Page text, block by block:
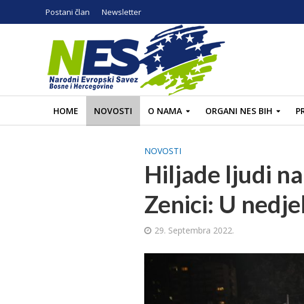
Postani član Newsletter
HOME NOVOSTI O NAMA ORGANI NES BIH
NOVOSTI
Hiljade ljudi
Zenici: U
29. Septembra 2022.